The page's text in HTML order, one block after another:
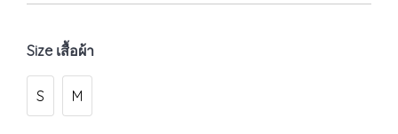
Size เสื้อผ้า
S M